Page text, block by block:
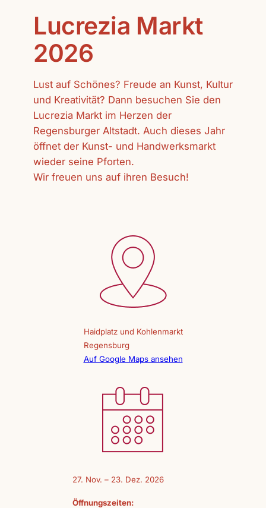
Lucrezia Markt
2026
Lust auf Schönes? Freude an Kunst, Kultur
und Kreativität? Dann besuchen Sie den
Lucrezia Markt im Herzen der
Regensburger Altstadt. Auch dieses Jahr
öffnet der Kunst- und Handwerksmarkt
wieder seine Pforten.
Wir freuen uns auf ihren Besuch!
Haidplatz und Kohlenmarkt
Regensburg
Auf Google Maps ansehen
27. Nov. – 23. Dez. 2026
Öffnungszeiten: